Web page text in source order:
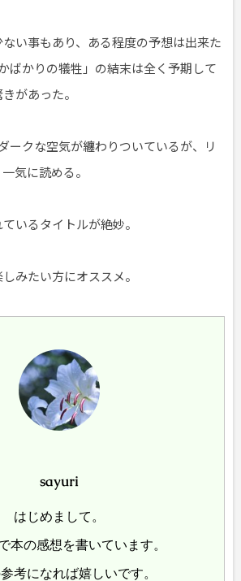
い事もあり、ある程度の予想は出来た
ばかりの犠牲」の結末は全く予期して
があった。
ークな空気が纏わりついているが、リ
気に読める。
いるタイトルが絶妙。
みたい方にオススメ。
sayuri
はじめまして。
本の感想を書いています。
考になれば嬉しいです。